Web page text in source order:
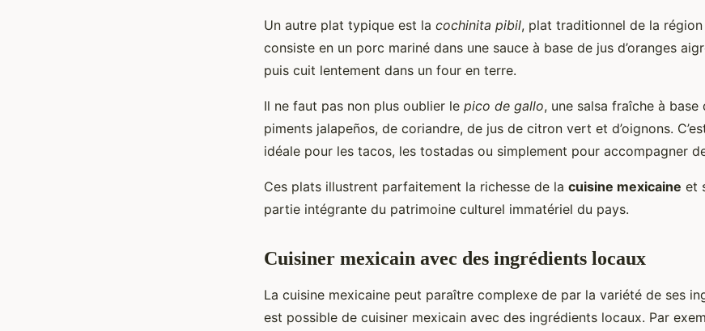
Un autre plat typique est la cochinita pibil, plat traditionnel de la région
consiste en un porc mariné dans une sauce à base de jus d’oranges
puis cuit lentement dans un four en terre.
Il ne faut pas non plus oublier le pico de gallo, une salsa fraîche à
piments jalapeños, de coriandre, de jus de citron vert et d’oignons.
idéale pour les tacos, les tostadas ou simplement pour accompagner
Ces plats illustrent parfaitement la richesse de la cuisine mexicaine et
partie intégrante du patrimoine culturel immatériel du pays.
Cuisiner mexicain avec des ingrédients locaux
La cuisine mexicaine peut paraître complexe de par la variété de ses
est possible de cuisiner mexicain avec des ingrédients locaux. Par